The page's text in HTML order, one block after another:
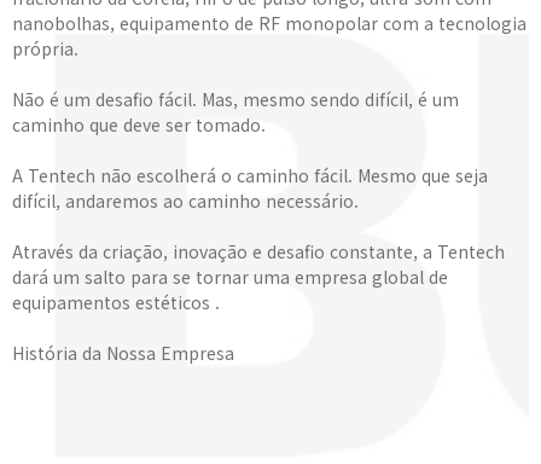
nanobolhas, equipamento de RF monopolar com a tecnologia
própria.
Não é um desafio fácil. Mas, mesmo sendo difícil, é um
caminho que deve ser tomado.
A Tentech não escolherá o caminho fácil. Mesmo que seja
difícil, andaremos ao caminho necessário.
Através da criação, inovação e desafio constante, a Tentech
dará um salto para se tornar uma empresa global de
equipamentos estéticos .
História da Nossa Empresa